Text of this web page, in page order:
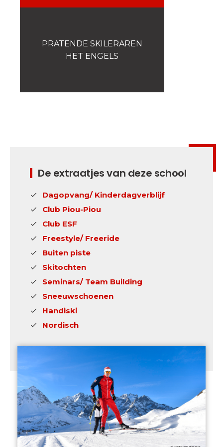
Veiligheid
Wedstrijden
Presentatie van deesfclub
PRATENDE SKILERAREN
HET ENGELS
De extraatjes van deze school
Dagopvang/ Kinderdagverblijf
Club Piou-Piou
Club ESF
Freestyle/ Freeride
Buiten piste
Skitochten
Seminars/ Team Building
Sneeuwschoenen
Handiski
Nordisch